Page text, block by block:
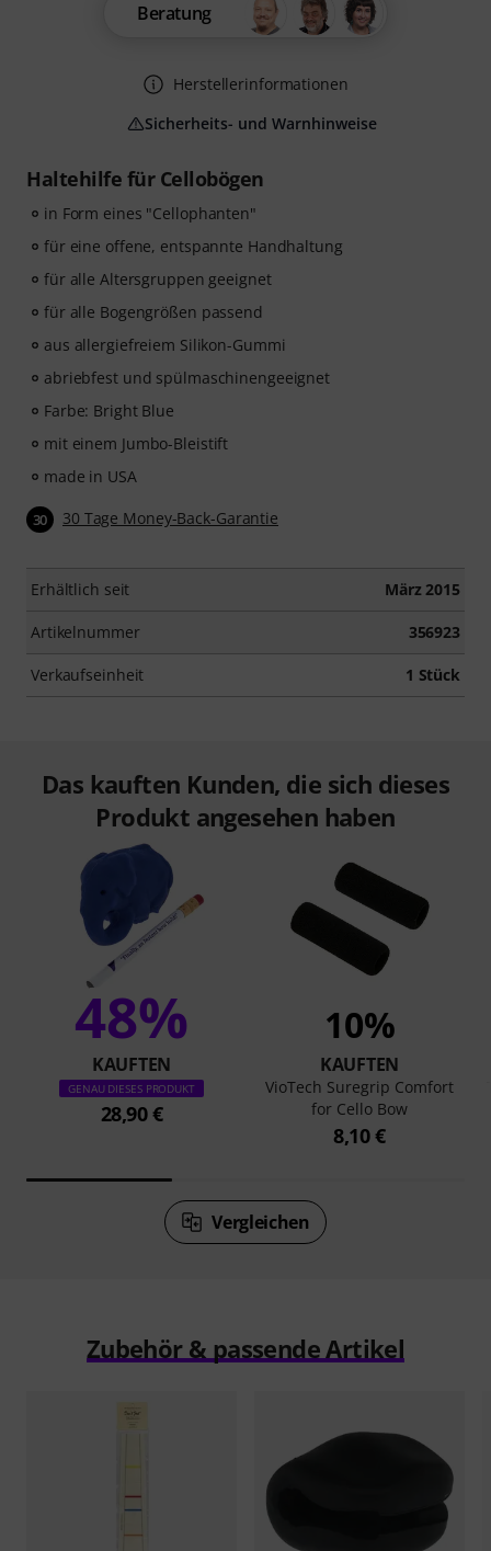
Haltehilfe für Cellobögen
in Form eines "Cellophanten"
für eine offene, entspannte Handhaltung
für alle Altersgruppen geeignet
für alle Bogengrößen passend
aus allergiefreiem Silikon-Gummi
abriebfest und spülmaschinengeeignet
Farbe: Bright Blue
mit einem Jumbo-Bleistift
made in USA
30 30 Tage Money-Back-Garantie
Erhältlich seit März 2015
Artikelnummer 356923
Verkaufseinheit 1 Stück
Beratung
Herstellerinformationen
Sicherheits- und Warnhinweise
Das kauften Kunden, die sich dieses
Produkt angesehen haben
48%
KAUFTEN
GENAU DIESES PRODUKT
28,90 €
10%
KAUFTEN
VioTech Suregrip Comfort
for Cello Bow
8,10 €
Vergleichen
Zubehör & passende Artikel